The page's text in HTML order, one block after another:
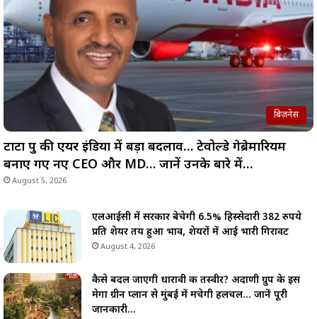
बिज़नेस
टाटा ग्रुप की एयर इंडिया में बड़ा बदलाव… टेवोल्डे गेब्रेमारियम
बनाए गए नए CEO और MD… जानें उनके बारे में…
August 5, 2026
एलआईसी में सरकार बेचेगी 6.5% हिस्सेदारी 382 रुपये
प्रति शेयर तय हुआ भाव, शेयरों में आई भारी गिरावट
August 4, 2026
कैसे बदल जाएगी धारावी की तस्वीर? अदाणी ग्रुप के इस
मेगा ग्रीन प्लान से मुंबई में मचेगी हलचल… जानें पूरी
जानकारी…